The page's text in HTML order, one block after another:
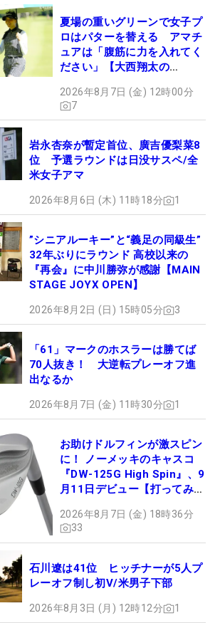
夏場の重いグリーンで女子プ
ロはパターを替える アマチ
ュアは「腹筋に力を入れてく
ださい」【大西翔太の
2026年8月7日 (金) 12時00分
7
岩永杏奈が暫定首位、廣吉優梨菜8
位 予選ラウンドは日没サスペ/全
米女子アマ
2026年8月6日 (木) 11時18分 1
”シニアルーキー”と“義足の同級生”
32年ぶりにラウンド 高校以来の
『再会』に中川勝弥が感謝【MAIN
STAGE JOYX OPEN】
2026年8月2日 (日) 15時05分 3
「61」マークのホスラーは勝てば
70人抜き！ 大逆転プレーオフ進
出なるか
2026年8月7日 (金) 11時30分 1
お助けドルフィンが激スピン
に！ ノーメッキのキャスコ
『DW-125G High Spin』、9
月11日デビュー【打ってみ
2026年8月7日 (金) 18時36分
33
石川遼は41位 ヒッチナーが5人プ
レーオフ制し初V/米男子下部
2026年8月3日 (月) 12時12分 1